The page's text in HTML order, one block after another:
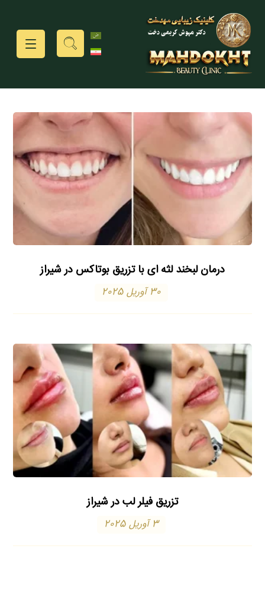
درمان لبخند لثه‌ ای با تزریق بوتاکس در شیراز
30 آوریل 2025
تزریق فیلر لب در شیراز
3 آوریل 2025